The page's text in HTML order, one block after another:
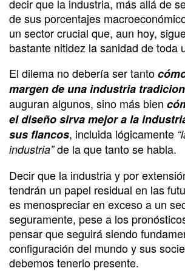
decir que la industria, más allá de
de sus porcentajes
un sector crucial que, aun hoy,
bastante nitidez la sanidad de toda
El dilema no debería ser tanto
margen de una industria
auguran algunos, sino más bien
el diseño sirva mejor a la
sus flancos, incluida lógicamente
industria”de la que tanto se habla.
Decir que la industria y por
tendrán un papel residual en las
es menospreciar en exceso a un
seguramente, pese a los
pensar que seguirá siendo
configuración del mundo y sus
debemos tenerlo presente.